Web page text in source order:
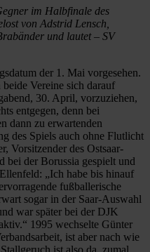
im Halbfinale des
von Adstrid Lensch,
und lautet – SV
der 1. Mai vorgesehen.
Vereine sich darauf
30. April, vorzuziehen,
entgegen, denn bei
dann zu erwartenden
des Spiels auch ohne Flutlicht
Vorsitzender des Ostsaar-
bei der Borussia gespielt und
„Ich habe bis hinauf
fußballerische
sogar in der Saar-Auswahl
war später bei der DJK
1995 wechselte Günter
ist aber nach wie
ist also da, zumal